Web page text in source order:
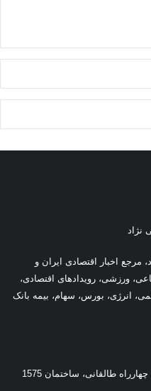
نژاد
مرجع اخبار اقتصادی ایران و
ورزشی، رویدادهای اقتصادی،
انرژی، بورس، سهام، بیمه بانک
آدرس : تهران ، خیابان ولیعصر(عج)، جنب چهارراه طالقانی، ساختمان 1575